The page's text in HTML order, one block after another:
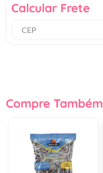
Calcular Frete
Compre Também